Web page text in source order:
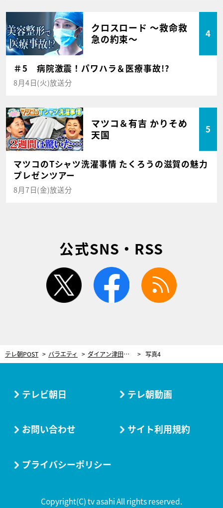
クロスロード ～救命救
急の約束～
4
＃5 病院激震！パワハラ＆医療事故!?
8月4日(火)放送分
マツコ＆有吉 かりそめ
天国
5
マツコのTシャツ洗濯事情 たくろうの滋賀の魅力
プレゼンツアー
8月7日(金)放送分
公式SNS・RSS
twitter facebook
テレ朝POST バラエティ ダイアン津田、小学6年生からフルボッコ！ジャイキリ挑戦目前に待ち受けていた“地獄の前哨戦” 写真4
テレビ朝日 テレ朝動画
お問い合わせ サイト利用規約
プライバシーポリシー
Copyright(C) tv asahi All rights reserved.